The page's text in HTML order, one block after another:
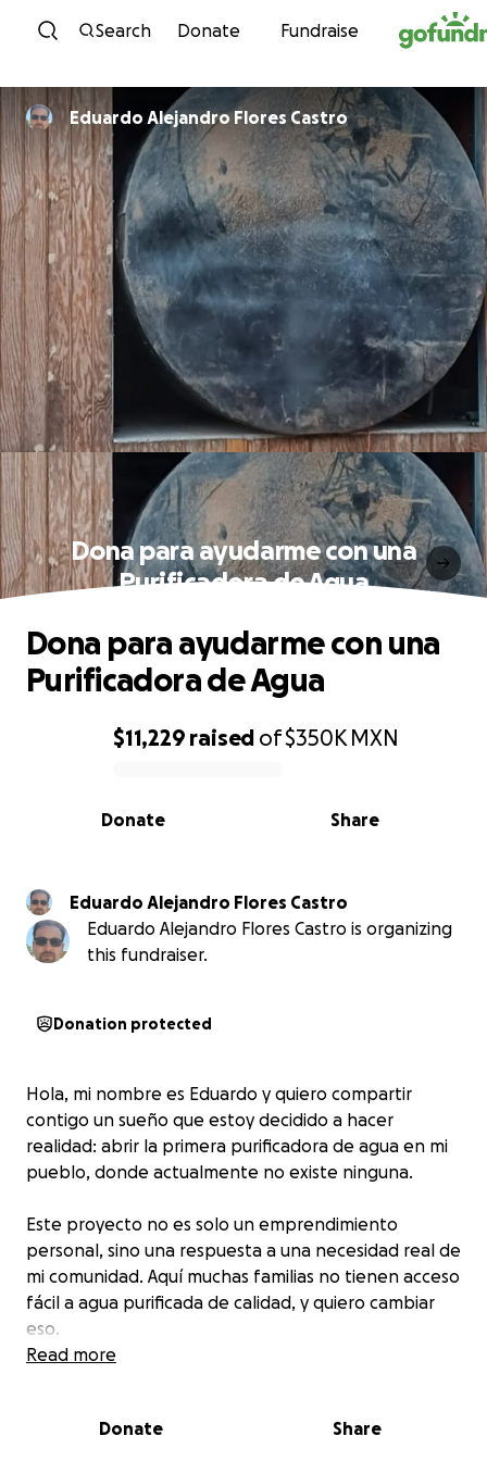
Skip to content
Search Donate Fundraise
Eduardo Alejandro Flores Castro
Dona para ayudarme con una
Purificadora de Agua
0% complete
$11,229 raised of$350K MXN
Share
Donate
Dona para ayudarme con una
Purificadora de Agua
Eduardo Alejandro Flores Castro
Eduardo Alejandro Flores Castro is organizing
this fundraiser.
Donation protected
Hola, mi nombre es Eduardo y quiero compartir
contigo un sueño que estoy decidido a hacer
realidad: abrir la primera purificadora de agua en mi
pueblo, donde actualmente no existe ninguna.
Este proyecto no es solo un emprendimiento
personal, sino una respuesta a una necesidad real de
mi comunidad. Aquí muchas familias no tienen acceso
fácil a agua purificada de calidad, y quiero cambiar
eso.
todos mis ahorros. Ahora, necesito tu apoyo para dar
Read more
Donate Share